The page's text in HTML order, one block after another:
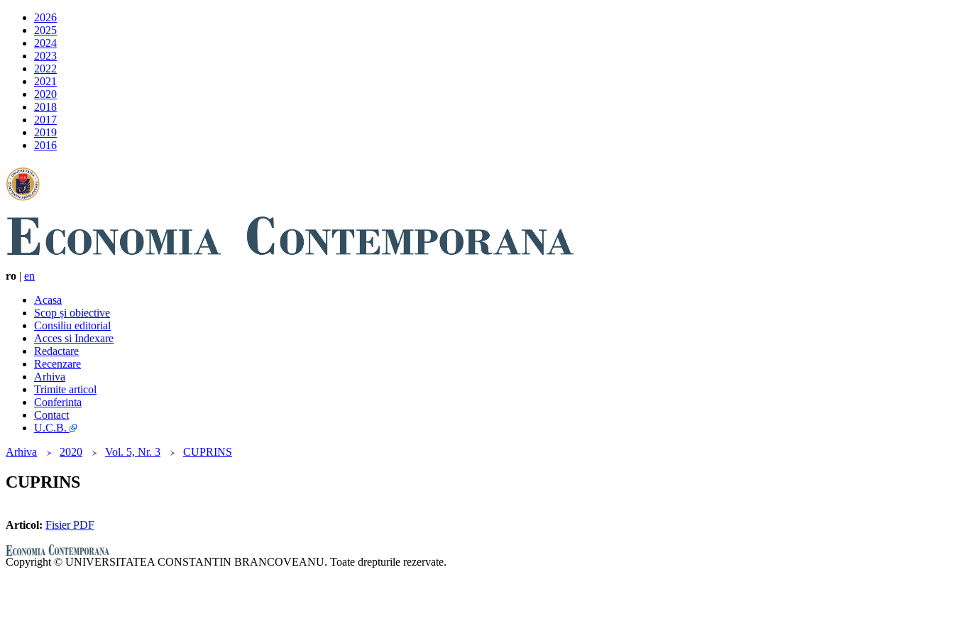
2026
2025
2024
2023
2022
2021
2020
2018
2017
2019
2016
ro | en
Acasa
Scop și obiective
Consiliu editorial
Acces si Indexare
Redactare
Recenzare
Arhiva
Trimite articol
Conferinta
Contact
U.C.B.
Arhiva
2020 Vol. 5, Nr. 3 CUPRINS
CUPRINS
Articol: Fisier PDF
Copyright © UNIVERSITATEA CONSTANTIN BRANCOVEANU. Toate drepturile rezervate.